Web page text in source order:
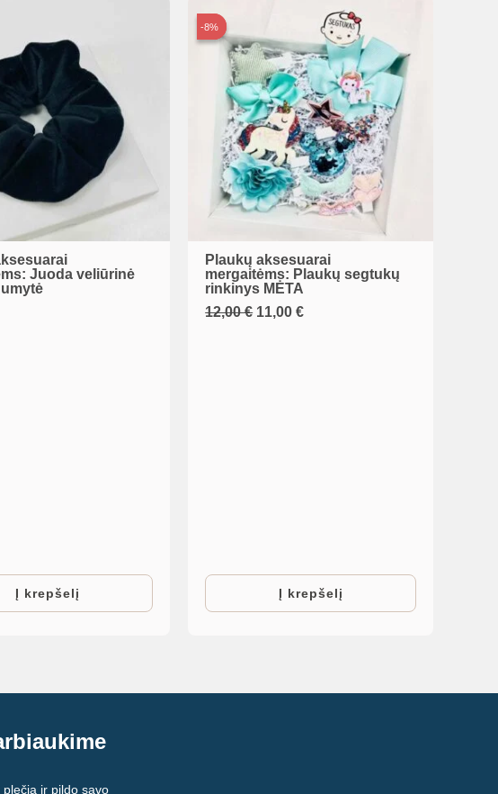
Juoda veliūrinė
Į krepšelį
-8%
-8%
Plaukų aksesuarai
mergaitėms: Plaukų segtukų
rinkinys MĖTA
12,00€ Original
11,00€Current
Į krepšelį
ir pildo savo